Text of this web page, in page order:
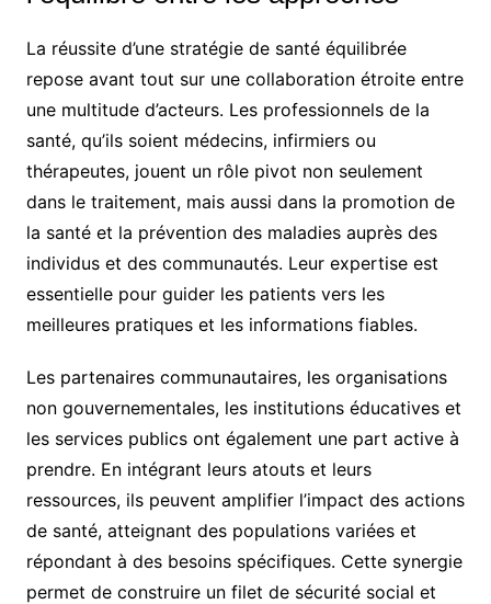
La réussite d’une stratégie de santé équilibrée
repose avant tout sur une collaboration étroite entre
une multitude d’acteurs. Les professionnels de la
santé, qu’ils soient médecins, infirmiers ou
thérapeutes, jouent un rôle pivot non seulement
dans le traitement, mais aussi dans la promotion de
la santé et la prévention des maladies auprès des
individus et des communautés. Leur expertise est
essentielle pour guider les patients vers les
meilleures pratiques et les informations fiables.
Les partenaires communautaires, les organisations
non gouvernementales, les institutions éducatives et
les services publics ont également une part active à
prendre. En intégrant leurs atouts et leurs
ressources, ils peuvent amplifier l’impact des actions
de santé, atteignant des populations variées et
répondant à des besoins spécifiques. Cette synergie
permet de construire un filet de sécurité social et